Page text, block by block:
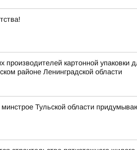
производителей картонной
районе Ленинградской области
минстрое Тульской области